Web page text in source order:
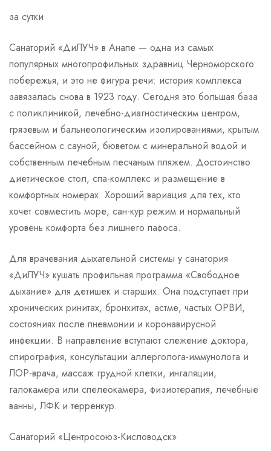
за сутки
Санаторий «ДиЛУЧ» в Анапе — одна из самых
популярных многопрофильных здравниц Черноморского
побережья, и это не фигура речи: история комплекса
завязалась снова в 1923 году. Сегодня это большая база
с поликлиникой, лечебно-диагностическим центром,
грязевым и бальнеологическим изолированиями, крытым
бассейном с сауной, бюветом с минеральной водой и
собственным лечебным песчаным пляжем. Достоинство
диетическое стол, спа-комплекс и размещение в
комфортных номерах. Хороший вариация для тех, кто
хочет совместить море, сан-кур режим и нормальный
уровень комфорта без лишнего пафоса.
Для врачевания дыхательной системы у санатория
«ДиЛУЧ» кушать профильная программа «Свободное
дыхание» для детишек и старших. Она подступает при
хронических ринитах, бронхитах, астме, частых ОРВИ,
состояниях после пневмонии и коронавирусной
инфекции. В направление вступают слежение доктора,
спирография, консультации аллерголога-иммунолога и
ЛОР-врача, массаж грудной клетки, ингаляции,
галокамера или спелеокамера, физиотерапия, лечебные
ванны, ЛФК и терренкур.
Санаторий «Центросоюз-Кисловодск»